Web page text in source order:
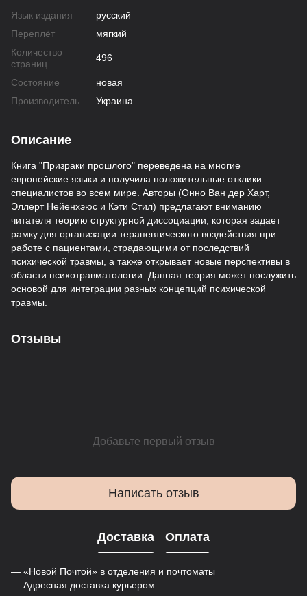
Язык издания
русский
Переплёт
мягкий
Количество
страниц
496
Состояние
новая
Производитель
Украина
Описание
Книга "Призраки прошлого" переведена на многие
европейские языки и получила положительные отклики
специалистов во всем мире. Авторы (Онно Ван дер Харт,
Эллерт Нейенхэюс и Кэти Стил) предлагают вниманию
читателя теорию структурной диссоциации, которая задает
рамку для организации терапевтического воздействия при
работе с пациентами, страдающими от последствий
психической травмы, а также открывает новые перспективы в
области психотравматологии. Данная теория может послужить
основой для интеграции разных концепций психической
травмы.
Отзывы
Добавьте первый отзыв
Написать отзыв
Доставка Оплата
— «Новой Почтой» в отделения и почтоматы
— Адресная доставка курьером